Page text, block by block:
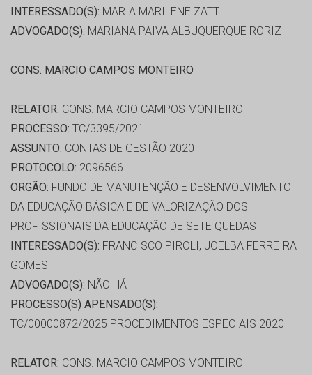
INTERESSADO(S): MARIA MARILENE ZATTI
ADVOGADO(S): MARIANA PAIVA ALBUQUERQUE RORIZ
CONS. MARCIO CAMPOS MONTEIRO
RELATOR: CONS. MARCIO CAMPOS MONTEIRO
PROCESSO: TC/3395/2021
ASSUNTO: CONTAS DE GESTÃO 2020
PROTOCOLO: 2096566
ORGÃO: FUNDO DE MANUTENÇÃO E DESENVOLVIMENTO
DA EDUCAÇÃO BÁSICA E DE VALORIZAÇÃO DOS
PROFISSIONAIS DA EDUCAÇÃO DE SETE QUEDAS
INTERESSADO(S): FRANCISCO PIROLI, JOELBA FERREIRA
GOMES
ADVOGADO(S): NÃO HÁ
PROCESSO(S) APENSADO(S):
TC/00000872/2025 PROCEDIMENTOS ESPECIAIS 2020
RELATOR: CONS. MARCIO CAMPOS MONTEIRO